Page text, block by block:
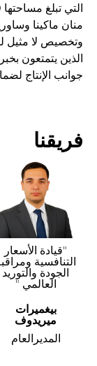
منان ماكينا
وتخصيص لا مثيل
جوانب الإنتاج
فريقنا
"قيادة الأسعار
التنافسية
الجودة والتوريد
العالمي "
بيغميرات
ميريدوف
المديرالعام